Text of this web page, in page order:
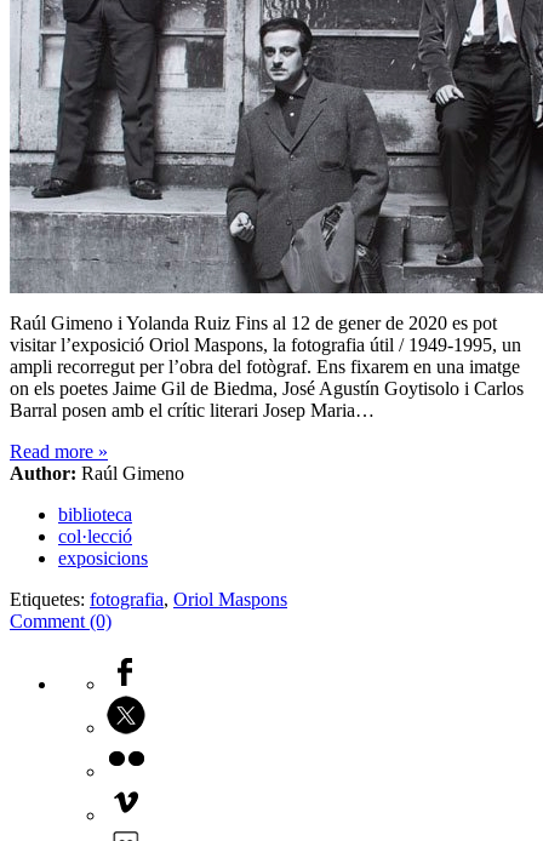
Raúl Gimeno i Yolanda Ruiz Fins al 12 de gener de 2020 es pot
visitar l’exposició Oriol Maspons, la fotografia útil / 1949-1995, un
ampli recorregut per l’obra del fotògraf. Ens fixarem en una imatge
on els poetes Jaime Gil de Biedma, José Agustín Goytisolo i Carlos
Barral posen amb el crític literari Josep Maria…
Read more »
Author: Raúl Gimeno
biblioteca
col·lecció
exposicions
Etiquetes: fotografia, Oriol Maspons
Comment (0)